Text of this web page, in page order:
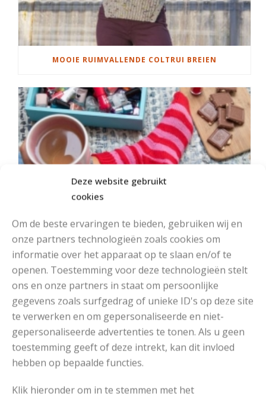
Deze website gebruikt
cookies
Om de beste ervaringen te bieden, gebruiken wij en
onze partners technologieën zoals cookies om
informatie over het apparaat op te slaan en/of te
openen. Toestemming voor deze technologieën stelt
ons en onze partners in staat om persoonlijke
gegevens zoals surfgedrag of unieke ID's op deze site
te verwerken en om gepersonaliseerde en niet-
gepersonaliseerde advertenties te tonen. Als u geen
toestemming geeft of deze intrekt, kan dit invloed
hebben op bepaalde functies.
Klik hieronder om in te stemmen met het
MOOIE RUIMVALLENDE COLTRUI BREIEN